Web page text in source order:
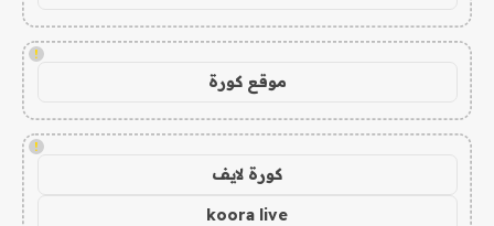
!
موقع كورة
!
كورة لايف
koora live